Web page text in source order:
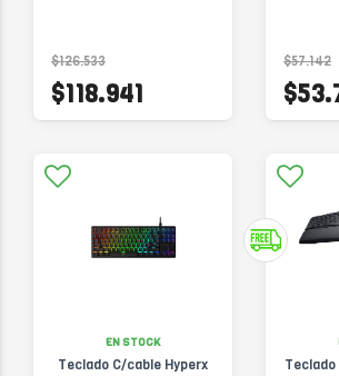
$126.533
$118.941
$57.142
EN STOCK
Teclado C/cable Hyperx